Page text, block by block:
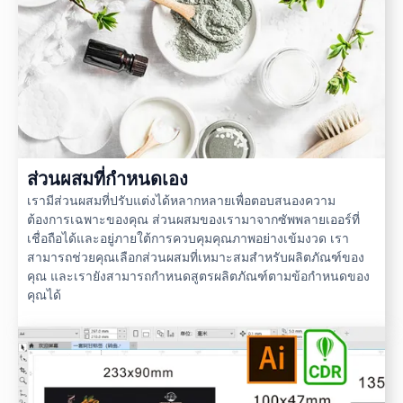
ส่วนผสมที่กำหนดเอง
เรามีส่วนผสมที่ปรับแต่งได้หลากหลายเพื่อตอบสนองความ
ต้องการเฉพาะของคุณ ส่วนผสมของเรามาจากซัพพลายเออร์ที่
เชื่อถือได้และอยู่ภายใต้การควบคุมคุณภาพอย่างเข้มงวด เรา
สามารถช่วยคุณเลือกส่วนผสมที่เหมาะสมสำหรับผลิตภัณฑ์ของ
คุณ และเรายังสามารถกำหนดสูตรผลิตภัณฑ์ตามข้อกำหนดของ
คุณได้